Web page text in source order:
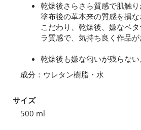
乾燥後さらさら質感で肌触り
塗布後の革本来の質感を損
こだわり、乾燥後、嫌なベ
ラ質感で、気持ち良く作品が
乾燥後も嫌な匂いが残らない
成分：ウレタン樹脂・水
サイズ
500 ml